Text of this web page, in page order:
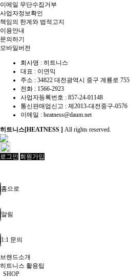
이메일 무단수집거부
사업자정보확인
책임의 한계와 법적고지
이용안내
문의하기
모바일버전
회사명 : 히트니스
대표 : 이연익
주소 : 34822 대전광역시 중구 계룡로 755
전화 : 1566-2923
사업자등록번호 : 857-24-01148
통신판매업신고 : 제2013-대전중구-0576
이메일 : heatness@daum.net
히트니스[HEATNESS ] All rights reserved.
로그인 회원가입
홈으로
알림
1:1 문의
브랜드소개
히트니스 활용팁
SHOP